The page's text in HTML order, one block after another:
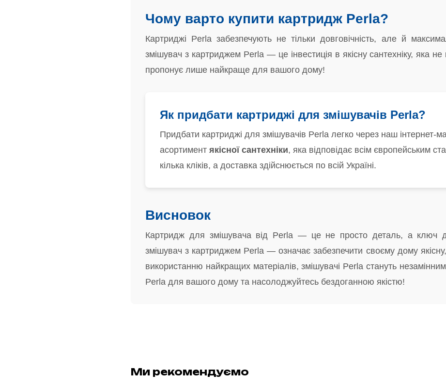
Чому варто купити картридж Perla?
Картриджі Perla забезпечують не тільки довговічність, але й
змішувач з картриджем Perla — це інвестиція в якісну сантехніку, яка
пропонує лише найкраще для вашого дому!
Як придбати картриджі для змішувачів Perla?
Придбати картриджі для змішувачів Perla легко через наш
асортимент якісної сантехніки, яка відповідає всім європейським
кілька кліків, а доставка здійснюється по всій Україні.
Висновок
Картридж для змішувача від Perla — це не просто деталь, а ключ до
змішувач з картриджем Perla — означає забезпечити своєму дому якісну,
використанню найкращих матеріалів, змішувачі Perla стануть
Perla для вашого дому та насолоджуйтесь бездоганною якістю!
Ми рекомендуємо